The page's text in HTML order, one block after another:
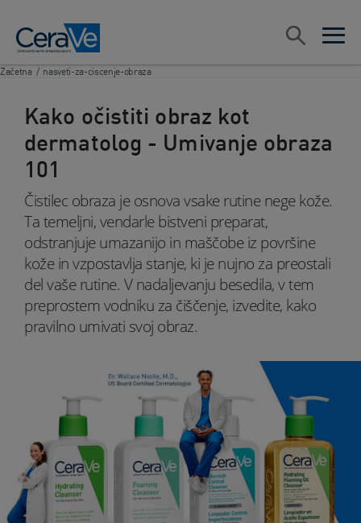
open
open
Search
Začetna / nasveti-za-ciscenje-obraza
Kako očistiti obraz kot
dermatolog - Umivanje obraza
101
Čistilec obraza je osnova vsake rutine nege kože.
Ta temeljni, vendarle bistveni preparat,
odstranjuje umazanijo in maščobe iz površine
kože in vzpostavlja stanje, ki je nujno za preostali
del vaše rutine. V nadaljevanju besedila, v tem
preprostem vodniku za čiščenje, izvedite, kako
pravilno umivati svoj obraz.